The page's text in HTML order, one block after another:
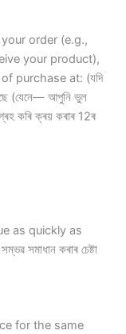
order (e.g.,
your product),
purchase at: (যদি
(যেনে— আপুনি ভুল
কৰি ক্ৰয় কৰাৰ 12ৰ
as quickly as
সমাধান কৰাৰ চেষ্টা
for the same